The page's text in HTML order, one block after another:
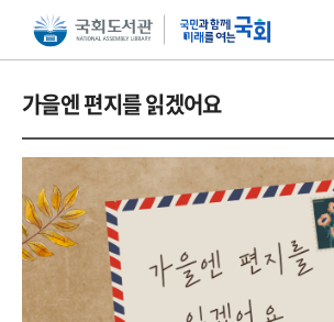
본문 바로가기주메뉴 바로가기
가을엔 편지를 읽겠어요